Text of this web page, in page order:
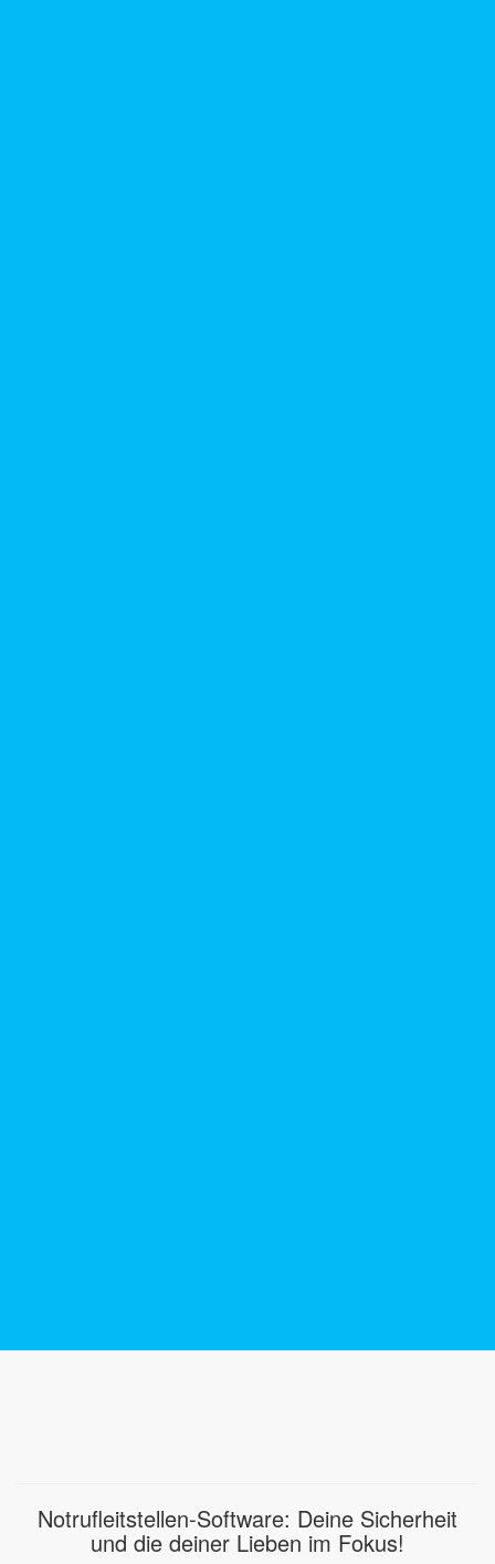
Notrufleitstellen-Software: Deine Sicherheit
und die deiner Lieben im Fokus!